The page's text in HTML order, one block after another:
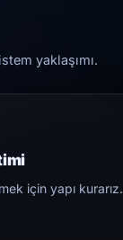
yaklaşımı.
için yapı kurarız.